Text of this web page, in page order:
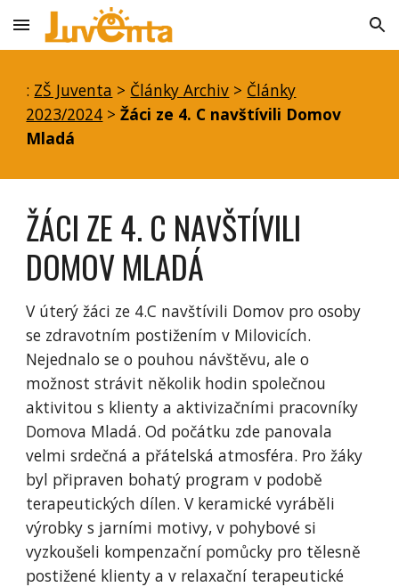
Skip to main content Skip to navigation
: ZŠ Juventa > Články Archiv > Články
2023/2024 >Žáci ze 4. C navštívili Domov
Mladá
ŽÁCI ZE 4. C NAVŠTÍVILI
DOMOV MLADÁ
V úterý žáci ze 4.C navštívili Domov pro osoby
se zdravotním postižením v Milovicích.
Nejednalo se o pouhou návštěvu, ale o
možnost strávit několik hodin společnou
aktivitou s klienty a aktivizačními pracovníky
Domova Mladá. Od počátku zde panovala
velmi srdečná a přátelská atmosféra. Pro žáky
byl připraven bohatý program v podobě
terapeutických dílen. V keramické vyráběli
výrobky s jarními motivy, v pohybové si
vyzkoušeli kompenzační pomůcky pro tělesně
postižené klienty a v relaxační terapeutické